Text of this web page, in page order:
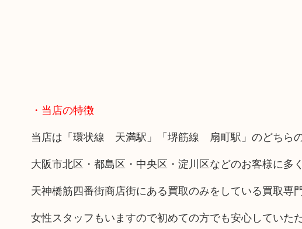
・当店の特徴
当店は「環状線 天満駅」「堺筋線 扇町駅」のどちらの
大阪市北区・都島区・中央区・淀川区などのお客様に多
天神橋筋四番街商店街にある買取のみをしている買取専門
女性スタッフもいますので初めての方でも安心していただ